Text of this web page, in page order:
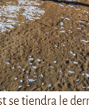
se tiendra le